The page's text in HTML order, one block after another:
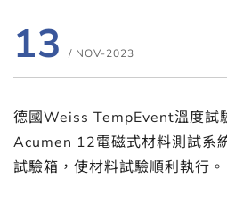
13 / NOV-2023
德國Weiss TempEvent溫度試
Acumen 12電磁式材料測試系
試驗箱，使材料試驗順利執行。